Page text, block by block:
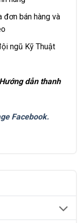
đơn bán hàng và
ngũ Kỹ Thuật
dẫn thanh
Facebook.